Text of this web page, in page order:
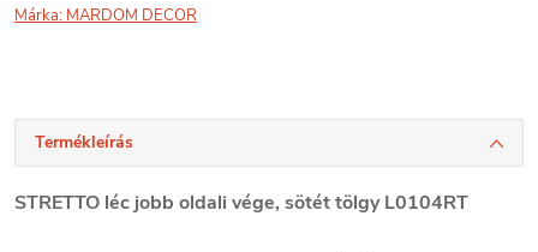
Márka: MARDOM DECOR
Termékleírás
STRETTO léc jobb oldali vége, sötét tölgy L0104RT